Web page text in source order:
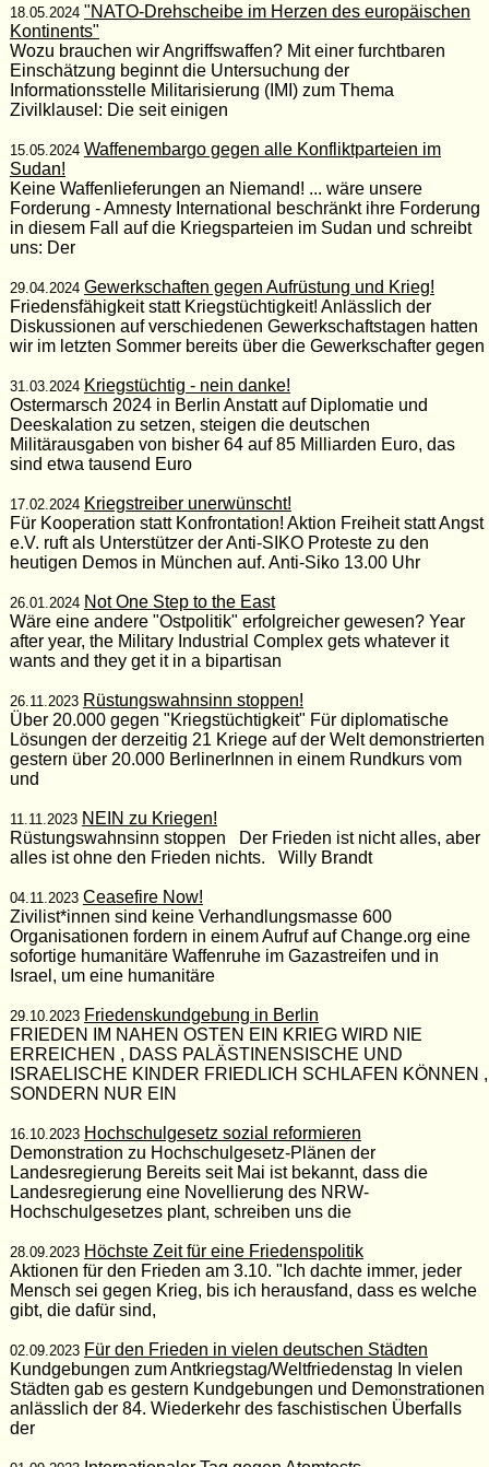
18.05.2024 "NATO-Drehscheibe im Herzen des europäischen
Kontinents"
Wozu brauchen wir Angriffswaffen? Mit einer furchtbaren
Einschätzung beginnt die Untersuchung der
Informationsstelle Militarisierung (IMI) zum Thema
Zivilklausel: Die seit einigen
15.05.2024 Waffenembargo gegen alle Konfliktparteien im
Sudan!
Keine Waffenlieferungen an Niemand! ... wäre unsere
Forderung - Amnesty International beschränkt ihre Forderung
in diesem Fall auf die Kriegsparteien im Sudan und schreibt
uns: Der
29.04.2024 Gewerkschaften gegen Aufrüstung und Krieg!
Friedensfähigkeit statt Kriegstüchtigkeit! Anlässlich der
Diskussionen auf verschiedenen Gewerkschaftstagen hatten
wir im letzten Sommer bereits über die Gewerkschafter gegen
31.03.2024 Kriegstüchtig - nein danke!
Ostermarsch 2024 in Berlin Anstatt auf Diplomatie und
Deeskalation zu setzen, steigen die deutschen
Militärausgaben von bisher 64 auf 85 Milliarden Euro, das
sind etwa tausend Euro
17.02.2024 Kriegstreiber unerwünscht!
Für Kooperation statt Konfrontation! Aktion Freiheit statt Angst
e.V. ruft als Unterstützer der Anti-SIKO Proteste zu den
heutigen Demos in München auf. Anti-Siko 13.00 Uhr
26.01.2024 Not One Step to the East
Wäre eine andere "Ostpolitik" erfolgreicher gewesen? Year
after year, the Military Industrial Complex gets whatever it
wants and they get it in a bipartisan
26.11.2023 Rüstungswahnsinn stoppen!
Über 20.000 gegen "Kriegstüchtigkeit" Für diplomatische
Lösungen der derzeitig 21 Kriege auf der Welt demonstrierten
gestern über 20.000 BerlinerInnen in einem Rundkurs vom
und
11.11.2023 NEIN zu Kriegen!
Rüstungswahnsinn stoppen Der Frieden ist nicht alles, aber
alles ist ohne den Frieden nichts. Willy Brandt
04.11.2023 Ceasefire Now!
Zivilist*innen sind keine Verhandlungsmasse 600
Organisationen fordern in einem Aufruf auf Change.org eine
sofortige humanitäre Waffenruhe im Gazastreifen und in
Israel, um eine humanitäre
29.10.2023 Friedenskundgebung in Berlin
FRIEDEN IM NAHEN OSTEN EIN KRIEG WIRD NIE
ERREICHEN , DASS PALÄSTINENSISCHE UND
ISRAELISCHE KINDER FRIEDLICH SCHLAFEN KÖNNEN ,
SONDERN NUR EIN
16.10.2023 Hochschulgesetz sozial reformieren
Demonstration zu Hochschulgesetz-Plänen der
Landesregierung Bereits seit Mai ist bekannt, dass die
Landesregierung eine Novellierung des NRW-
Hochschulgesetzes plant, schreiben uns die
28.09.2023 Höchste Zeit für eine Friedenspolitik
Aktionen für den Frieden am 3.10. "Ich dachte immer, jeder
Mensch sei gegen Krieg, bis ich herausfand, dass es welche
gibt, die dafür sind,
02.09.2023 Für den Frieden in vielen deutschen Städten
Kundgebungen zum Antkriegstag/Weltfriedenstag In vielen
Städten gab es gestern Kundgebungen und Demonstrationen
anlässlich der 84. Wiederkehr des faschistischen Überfalls
der